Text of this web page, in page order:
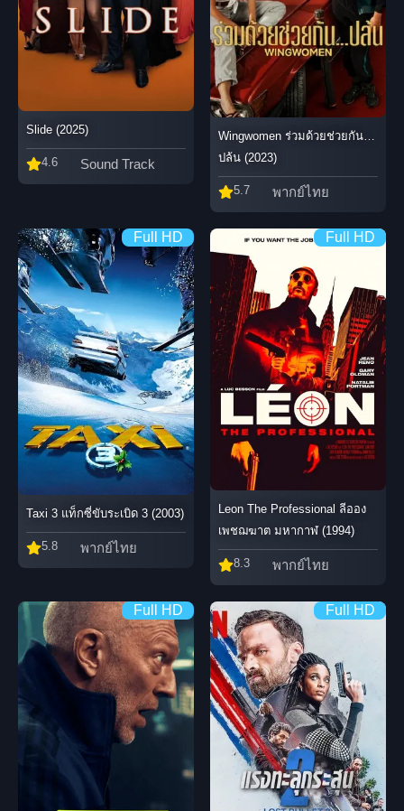
Slide (2025)
4.6 Sound Track
Wingwomen ร่วมด้วยช่วยกัน…
ปล้น (2023)
5.7 พากย์ไทย
Full HD
Taxi 3 แท็กซี่ขับระเบิด 3 (2003)
5.8 พากย์ไทย
Full HD
Leon The Professional ลีออง
เพชฌฆาต มหากาฬ (1994)
8.3 พากย์ไทย
Full HD Full HD